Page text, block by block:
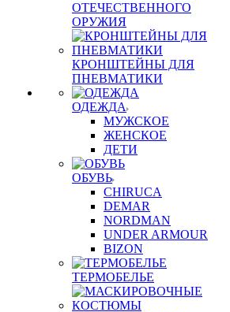
ОТЕЧЕСТВЕННОГО
ОРУЖИЯ
КРОНШТЕЙНЫ ДЛЯ
ПНЕВМАТИКИ
ОДЕЖДА
МУЖСКОЕ
ЖЕНСКОЕ
ДЕТИ
ОБУВЬ
CHIRUCA
DEMAR
NORDMAN
UNDER ARMOUR
BIZON
ТЕРМОБЕЛЬЕ